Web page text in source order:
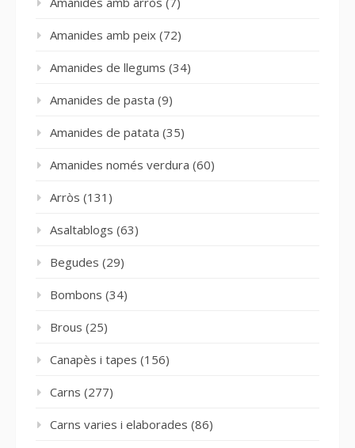
Amanides amb peix (72)
Amanides de llegums (34)
Amanides de pasta (9)
Amanides de patata (35)
Amanides només verdura (60)
Arròs (131)
Asaltablogs (63)
Begudes (29)
Bombons (34)
Brous (25)
Canapès i tapes (156)
Carns (277)
Carns varies i elaborades (86)